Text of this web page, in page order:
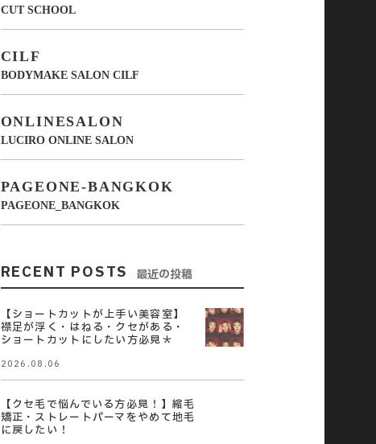
CUT SCHOOL
CILF
BODYMAKE SALON CILF
ONLINESALON
LUCIRO ONLINE SALON
PAGEONE-BANGKOK
PAGEONE_BANGKOK
RECENT POSTS 最近の投稿
【ショートカットが上手い美容室】
襟足が浮く・はねる・クセがある・
ショートカットにしたい方必見＊
2026.08.06
【クセ毛で悩んでいる方必見！】縮毛
矯正・ストレートパーマをやめて地毛
に戻したい！